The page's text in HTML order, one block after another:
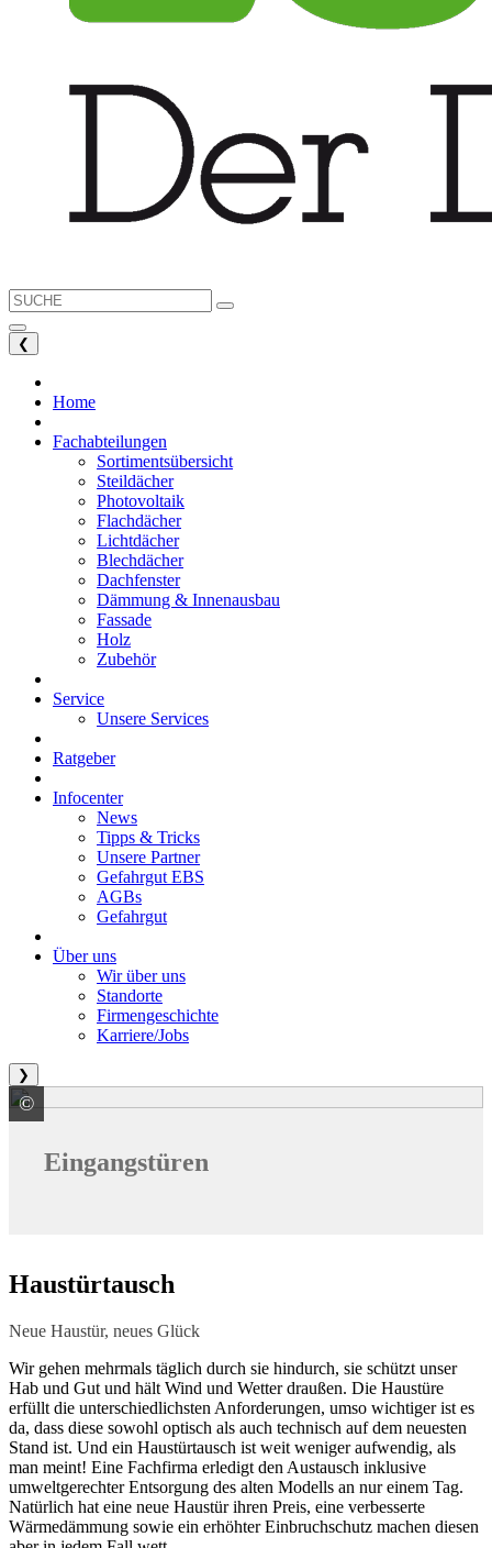
❮
Home
Fachabteilungen
Sortimentsübersicht
Steildächer
Photovoltaik
Flachdächer
Lichtdächer
Blechdächer
Dachfenster
Dämmung & Innenausbau
Fassade
Holz
Zubehör
Service
Unsere Services
Ratgeber
Infocenter
News
Tipps & Tricks
Unsere Partner
Gefahrgut EBS
AGBs
Gefahrgut
Über uns
Wir über uns
Standorte
Firmengeschichte
Karriere/Jobs
❯
© HÖRMANN KG Verkaufsgesellschaft
Eingangstüren
Haustürtausch
Neue Haustür, neues Glück
Wir gehen mehrmals täglich durch sie hindurch, sie schützt unser
Hab und Gut und hält Wind und Wetter draußen. Die Haustüre
erfüllt die unterschiedlichsten Anforderungen, umso wichtiger ist es
da, dass diese sowohl optisch als auch technisch auf dem neuesten
Stand ist. Und ein Haustürtausch ist weit weniger aufwendig, als
man meint! Eine Fachfirma erledigt den Austausch inklusive
umweltgerechter Entsorgung des alten Modells an nur einem Tag.
Natürlich hat eine neue Haustür ihren Preis, eine verbesserte
Wärmedämmung sowie ein erhöhter Einbruchschutz machen diesen